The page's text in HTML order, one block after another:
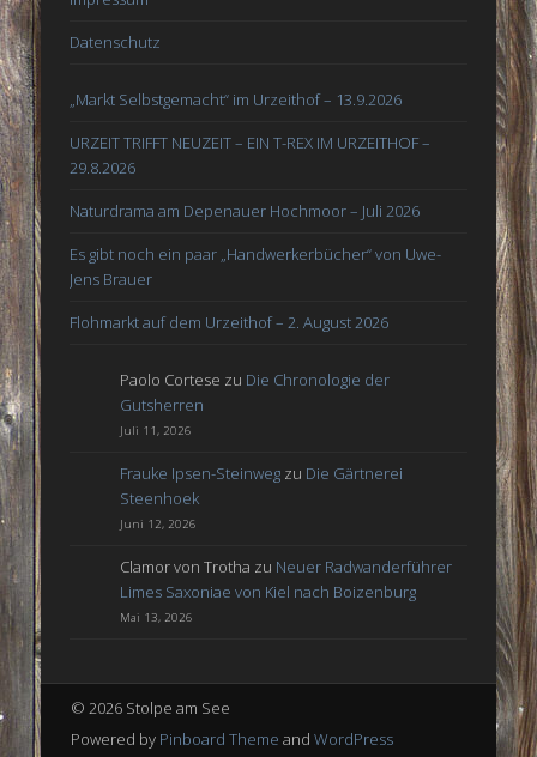
Datenschutz
„Markt Selbstgemacht“ im Urzeithof – 13.9.2026
URZEIT TRIFFT NEUZEIT – EIN T-REX IM URZEITHOF –
29.8.2026
Naturdrama am Depenauer Hochmoor – Juli 2026
Es gibt noch ein paar „Handwerkerbücher“ von Uwe-
Jens Brauer
Flohmarkt auf dem Urzeithof – 2. August 2026
Paolo Cortese zu Die Chronologie der
Gutsherren
Juli 11, 2026
Frauke Ipsen-Steinweg zu Die Gärtnerei
Steenhoek
Juni 12, 2026
Clamor von Trotha zu Neuer Radwanderführer
Limes Saxoniae von Kiel nach Boizenburg
Mai 13, 2026
© 2026 Stolpe am See
Powered by Pinboard Theme and WordPress